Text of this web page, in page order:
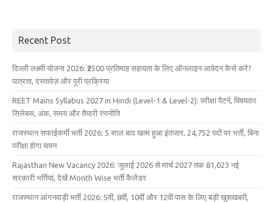
Recent Post
दिल्ली लक्ष्मी योजना 2026: ₹2500 प्रतिमाह सहायता के लिए ऑनलाइन आवेदन कैसे करें?
पात्रता, दस्तावेज़ और पूरी प्रक्रिया
REET Mains Syllabus 2027 in Hindi (Level-1 & Level-2): परीक्षा पैटर्न, विषयवार
सिलेबस, अंक, समय और तैयारी रणनीति
राजस्थान सफाईकर्मी भर्ती 2026: 5 साल बाद खत्म हुआ इंतजार, 24,752 पदों पर भर्ती, बिना
परीक्षा होगा चयन
Rajasthan New Vacancy 2026: जुलाई 2026 से मार्च 2027 तक 81,023 नई
सरकारी भर्तियां, देखें Month Wise भर्ती कैलेंडर
राजस्थान आंगनवाड़ी भर्ती 2026: 5वीं, 8वीं, 10वीं और 12वीं पास के लिए बड़ी खुशखबरी,